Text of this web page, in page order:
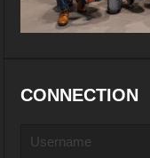
CONNECTION